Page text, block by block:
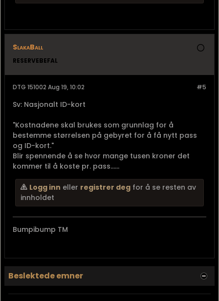
SlakaBall
RESERVEBEFAL
#5
DTG 151002 Aug 19, 10:02
Sv: Nasjonalt ID-kort
"Kostnadene skal brukes som grunnlag for å
bestemme størrelsen på gebyret for å få nytt pass
og ID-kort."
Blir spennende å se hvor mange tusen kroner det
kommer til å koste pr. pass......
Logg inn eller registrer deg for å se resten av
innholdet
Bumpibump TM
Beslektede emner